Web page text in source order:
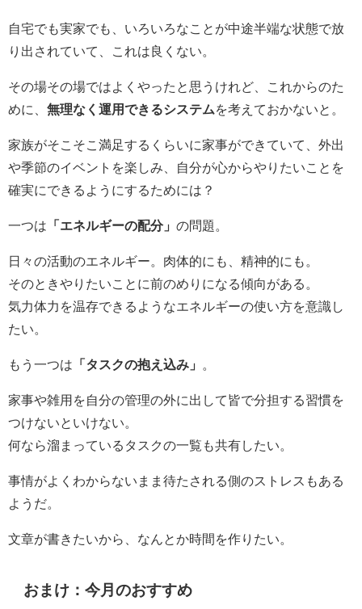
自宅でも実家でも、いろいろなことが中途半端な状態で放
り出されていて、これは良くない。
その場その場ではよくやったと思うけれど、これからのた
めに、 無理なく運用できるシステムを考えておかないと。
家族がそこそこ満足するくらいに家事ができていて、外出
や季節のイベントを楽しみ、自分が心からやりたいことを
確実にできるようにするためには？
一つは 「エネルギーの配分」 の問題。
日々の活動のエネルギー。肉体的にも、精神的にも。
そのときやりたいことに前のめりになる傾向がある。
気力体力を温存できるようなエネルギーの使い方を意識し
たい。
もう一つは 「タスクの抱え込み」 。
家事や雑用を自分の管理の外に出して皆で分担する習慣を
つけないといけない。
何なら溜まっているタスクの一覧も共有したい。
事情がよくわからないまま待たされる側のストレスもある
ようだ。
文章が書きたいから、なんとか時間を作りたい。
おまけ：今月のおすすめ